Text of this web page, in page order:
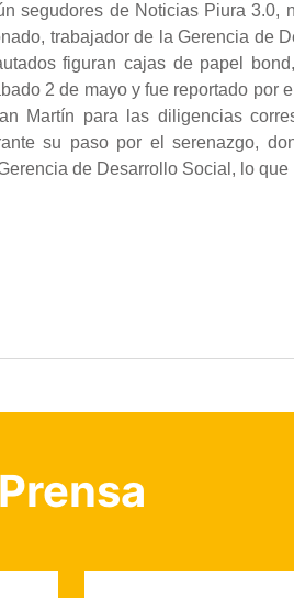
segudores de Noticias Piura
trabajador de la Gerencia de
figuran cajas de papel
2 de mayo y fue reportado
Martín para las diligencias
su paso por el serenazgo,
de Desarrollo Social, lo